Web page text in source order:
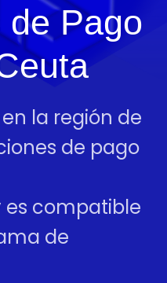
Pago
la región de
de pago
es compatible
de